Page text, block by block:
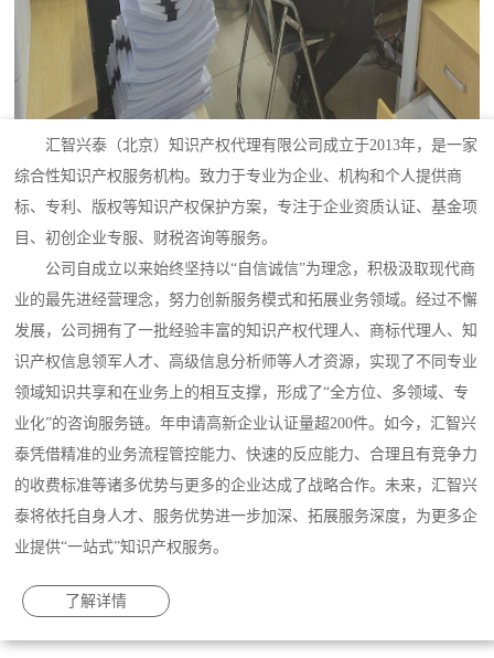
汇智兴泰（北京）知识产权代理有限公司成立于2013年，是一家
综合性知识产权服务机构。致力于专业为企业、机构和个人提供商
标、专利、版权等知识产权保护方案，专注于企业资质认证、基金项
目、初创企业专服、财税咨询等服务。
公司自成立以来始终坚持以“自信诚信”为理念，积极汲取现代商
业的最先进经营理念，努力创新服务模式和拓展业务领域。经过不懈
发展，公司拥有了一批经验丰富的知识产权代理人、商标代理人、知
识产权信息领军人才、高级信息分析师等人才资源，实现了不同专业
领域知识共享和在业务上的相互支撑，形成了“全方位、多领域、专
业化”的咨询服务链。年申请高新企业认证量超200件。如今，汇智兴
泰凭借精准的业务流程管控能力、快速的反应能力、合理且有竞争力
的收费标准等诸多优势与更多的企业达成了战略合作。未来，汇智兴
泰将依托自身人才、服务优势进一步加深、拓展服务深度，为更多企
业提供“一站式”知识产权服务。
了解详情